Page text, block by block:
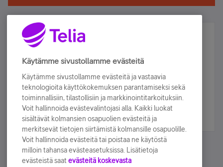
Älä jää paitsi – osallistu ja voita!
Tilaa Telian uutiskirje ja olet mukana arvonnassa.
sähköpostiisi.
Tilaa nyt
Käytämme sivustollamme evästeitä
Käytämme sivustollamme evästeitä ja vastaavia
teknologioita käyttökokemuksen parantamiseksi sekä
toiminnallisiin, tilastollisiin ja markkinointitarkoituksiin.
Voit hallinnoida evästevalintojasi alla. Kaikki luokat
sisältävät kolmansien osapuolien evästeitä ja
merkitsevät tietojen siirtämistä kolmansille osapuolille.
Voit hallinnoida evästeitä tai poistaa ne käytöstä
milloin tahansa evästeasetuksissa. Lisätietoja
evästeistä saat evästeitä koskevasta